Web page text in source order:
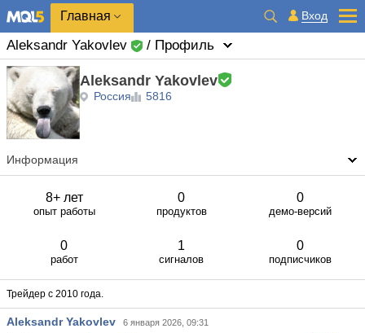
Главная Вход
Aleksandr Yakovlev / Профиль
Aleksandr Yakovlev
Россия 5816
Информация
8+ лет
опыт работы
0
продуктов
0
демо-версий
0
работ
1
сигналов
0
подписчиков
Трейдер с 2010 года.
Aleksandr Yakovlev 6 января 2026, 09:31